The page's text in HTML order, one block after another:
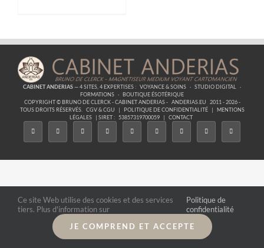
CABINET ANDERIAS— 4 SITES, 4 EXPERTISES : VOYANCE & SOINS · STUDIO DIGITAL
·
FORMATIONS · BOUTIQUE ÉSOTÉRIQUE
COPYRIGHT © BRUNO DE CLERCK - CABINET ANDERIAS - ANDERIAS.EU
2011 - 2026 -
TOUS DROITS RÉSERVÉS.
CGV & CGU | POLITIQUE DE CONFIDENTIALITÉ |
MENTIONS
LÉGALES
| SIRET : 53857319700059 | CONTACT
Ce site Web utilise des cookies et des services
tiers. Plus d'information sur
Politique de
confidentialité
JE COMPREND ET ACCEPTE